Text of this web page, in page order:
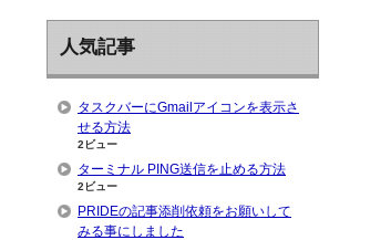
人気記事
タスクバーにGmailアイコンを表示さ
せる方法
2ビュー
ターミナル PING送信を止める方法
2ビュー
PRIDEの記事添削依頼をお願いして
みる事にしました